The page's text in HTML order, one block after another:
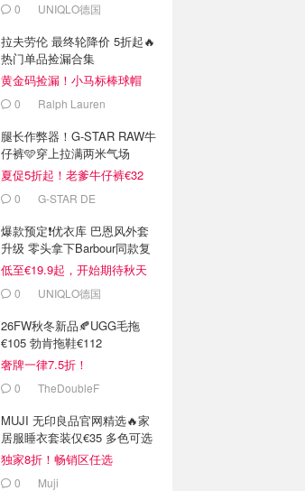
0 UNIQLO德国
拉夫劳伦 最终轮降价 5折起🔥
热门单品捡漏合集
黄金码捡漏！小马标棒球帽
€280 Ralph Lauren
腿长作弊器！G-STAR RAW牛
仔裤🩵穿上拉满两米气场
夏促5折起！老爹牛仔裤€32
0 G-STAR DE
爆款预定❗️优衣库 巴恩风外套
升级 零头拿下Barbour同款复
古腔
低至€19.9起，开始期待秋天
0 UNIQLO德国
26FW秋冬新品🍂UGG毛拖
€105 勃肯拖鞋€112
奢牌一律7.5折！
0 TheDoubleF
MUJI 无印良品官网精选🔥家
居服睡衣套装仅€35 多色可选
独家8折！畅销区任选
0 Muji